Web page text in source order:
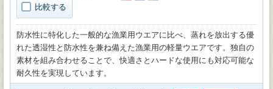
比較する
防水性に特化した一般的な漁業用ウエアに比べ、蒸れを放出する優
れた透湿性と防水性を兼ね備えた漁業用の軽量ウエアです。独自の
素材を組み合わせることで、快適さとハードな使用にも対応可能な
耐久性を実現しています。